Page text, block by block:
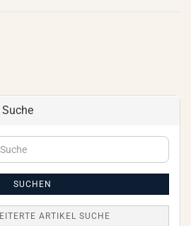
Suche
SUCHEN
ARTIKEL SUCHE